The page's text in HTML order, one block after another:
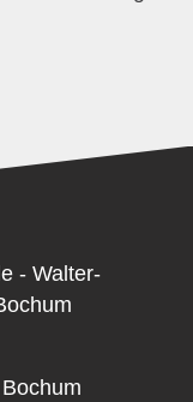
- Walter-